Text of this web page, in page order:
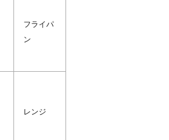
フライパ
ン
レンジ